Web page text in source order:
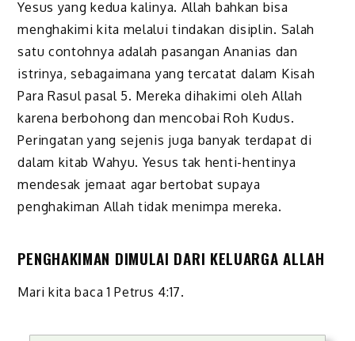
Yesus yang kedua kalinya. Allah bahkan bisa
menghakimi kita melalui tindakan disiplin. Salah
satu contohnya adalah pasangan Ananias dan
istrinya, sebagaimana yang tercatat dalam Kisah
Para Rasul pasal 5. Mereka dihakimi oleh Allah
karena berbohong dan mencobai Roh Kudus.
Peringatan yang sejenis juga banyak terdapat di
dalam kitab Wahyu. Yesus tak henti-hentinya
mendesak jemaat agar bertobat supaya
penghakiman Allah tidak menimpa mereka.
PENGHAKIMAN DIMULAI DARI KELUARGA ALLAH
Mari kita baca 1 Petrus 4:17.